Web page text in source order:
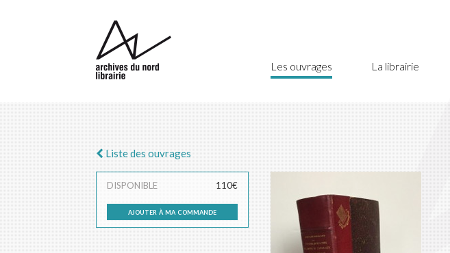
Les ouvrages La librairie
Liste des ouvrages
DISPONIBLE 110€
ajouter à ma commande